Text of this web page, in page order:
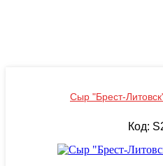
Сыр "Брест-
Код: